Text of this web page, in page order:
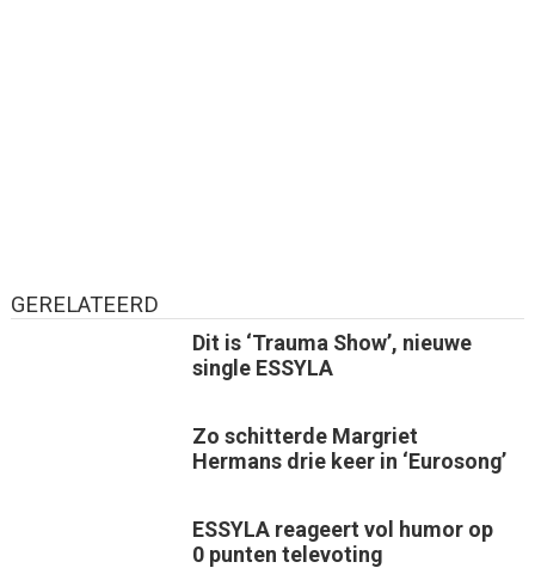
GERELATEERD
Dit is ‘Trauma Show’, nieuwe
single ESSYLA
Zo schitterde Margriet
Hermans drie keer in ‘Eurosong’
ESSYLA reageert vol humor op
0 punten televoting